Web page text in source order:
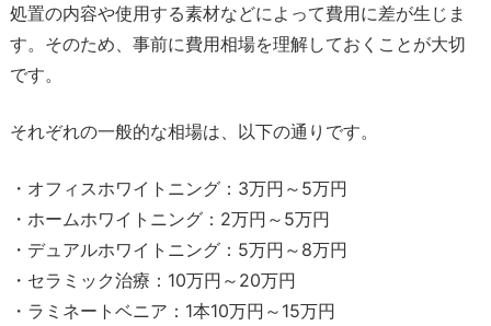
処置の内容や使用する素材などによって費用に差が生じま
す。そのため、事前に費用相場を理解しておくことが大切
です。
それぞれの一般的な相場は、以下の通りです。
・オフィスホワイトニング：3万円～5万円
・ホームホワイトニング：2万円～5万円
・デュアルホワイトニング：5万円～8万円
・セラミック治療：10万円～20万円
・ラミネートベニア：1本10万円～15万円